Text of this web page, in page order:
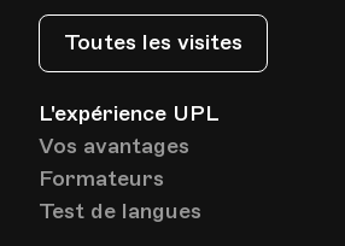
Toutes les visites
L'expérience UPL
Vos avantages
Formateurs
Test de langues